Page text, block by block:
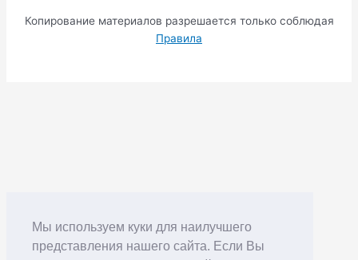
Мы используем куки для наилучшего
представления нашего сайта. Если Вы
Копирование материалов разрешается только соблюдая
Правила